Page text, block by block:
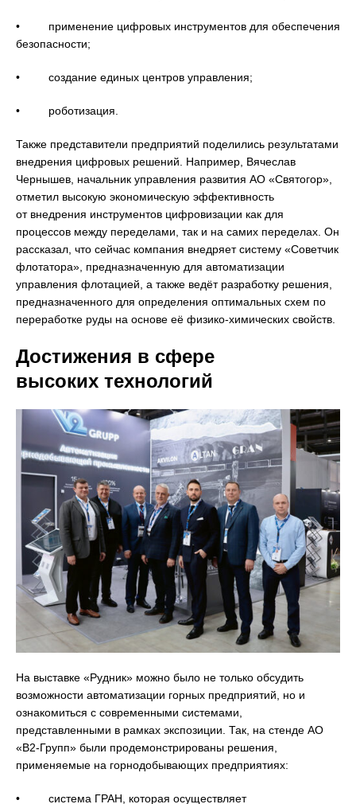
• применение цифровых инструментов для обеспечения
безопасности;
• создание единых центров управления;
• роботизация.
Также представители предприятий поделились результатами
внедрения цифровых решений. Например, Вячеслав
Чернышев, начальник управления развития АО «Святогор»,
отметил высокую экономическую эффективность
от внедрения инструментов цифровизации как для
процессов между переделами, так и на самих переделах. Он
рассказал, что сейчас компания внедряет систему «Советчик
флотатора», предназначенную для автоматизации
управления флотацией, а также ведёт разработку решения,
предназначенного для определения оптимальных схем по
переработке руды на основе её физико-химических свойств.
Достижения в сфере
высоких технологий
На выставке «Рудник» можно было не только обсудить
возможности автоматизации горных предприятий, но и
ознакомиться с современными системами,
представленными в рамках экспозиции. Так, на стенде АО
«В2-Групп» были продемонстрированы решения,
применяемые на горнодобывающих предприятиях:
• система ГРАН, которая осуществляет